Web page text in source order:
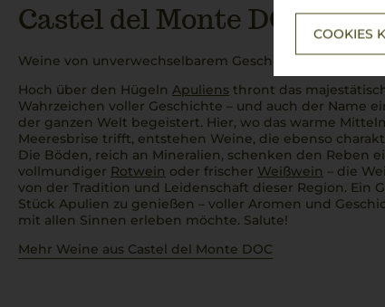
COOKIES
Castel del Monte DOC
Weine von unverwechselbarem Geschmack aus einer
Hoch über den Hügeln Apuliens thront das
Wahrzeichen voller Geschichte – und auch der Name
der ganzen Welt begeistert. Hier, wo das warme
Meeresbrise trifft, entstehen Weine, die ebenso
Die Böden, reich an Mineralien, schenken den Reben
vollmundiger Rotwein oder frischer Weißwein – die
von der Tradition und Leidenschaft dieser Region. Ein
Stück Apulien zu genießen – voller Aromen und
mit allen Sinnen erleben möchte. Salute!
Mehr Weine aus Castel del Monte DOC